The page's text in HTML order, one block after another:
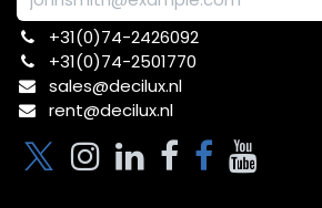
+31(0)74-2426092​
+31(0)74-2501770
sales@decilux.nl
rent@decilux.nl